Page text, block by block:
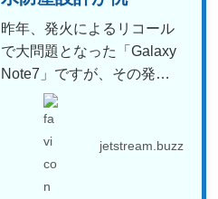
昨年、発火によるリコール
で大問題となった「Galaxy
Note7」ですが、その発火
原因がようやく判...
jetstream.buzz